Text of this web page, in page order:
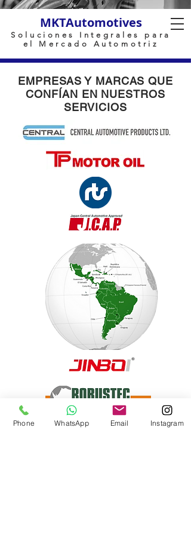
MKTAutomotives
Soluciones Integrales para
el Mercado Automotriz
EMPRESAS Y MARCAS QUE
CONFÍAN EN NUESTROS
SERVICIOS
Phone WhatsApp Email Instagram